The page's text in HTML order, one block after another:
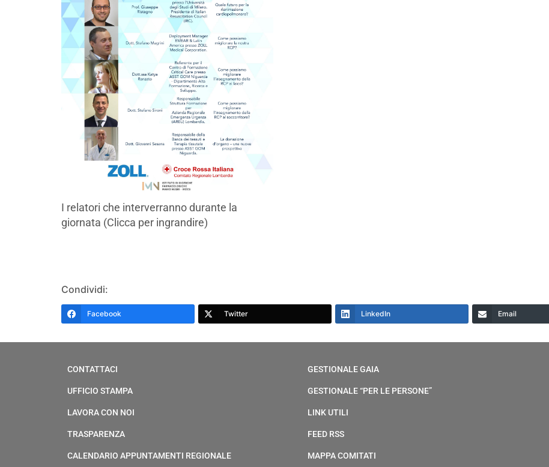
I relatori che interverranno durante la
giornata (Clicca per ingrandire)
Condividi:
Facebook Twitter LinkedIn Email
CONTATTACI
UFFICIO STAMPA
LAVORA CON NOI
TRASPARENZA
CALENDARIO APPUNTAMENTI REGIONALE
GESTIONALE GAIA
GESTIONALE “PER LE PERSONE”
LINK UTILI
FEED RSS
MAPPA COMITATI